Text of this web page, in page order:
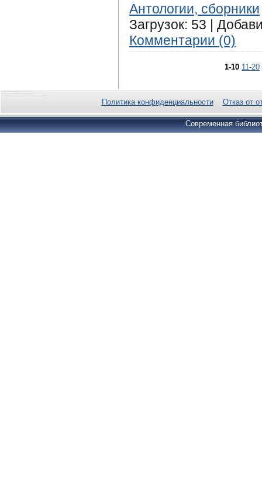
Антологии, сборники
Загрузок: 53 |
Комментарии (0)
1-10 11-20
Политика конфиденциальности Отказ от
Современная